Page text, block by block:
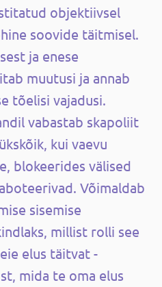
objektiivsel
soovide täitmisel.
ja enese
muutusi ja annab
tõelisi vajadusi.
vabastab skapoliit
kui vaevu
blokeerides välised
Võimaldab
sisemise
millist rolli see
elus täitvat -
mida te oma elus